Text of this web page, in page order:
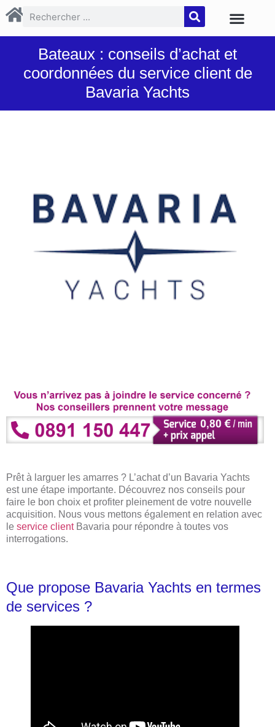
Bateaux : conseils d’achat et
coordonnées du service client de
Bavaria Yachts
Prêt à larguer les amarres ? L’achat d’un Bavaria Yachts
est une étape importante. Découvrez nos conseils pour
faire le bon choix et profiter pleinement de votre nouvelle
acquisition. Nous vous mettons également en relation avec
le service clientBavaria pour répondre à toutes vos
interrogations.
Que propose Bavaria Yachts en termes
de services ?